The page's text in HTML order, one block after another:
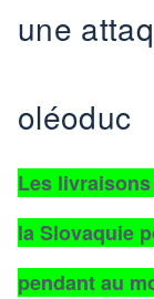
une
oléoduc
Les
la Slovaquie
pendant au